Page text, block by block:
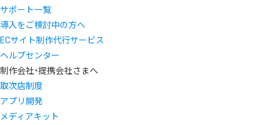
サポート一覧
導入をご検討中の方へ
ECサイト制作代行サービス
ヘルプセンター
制作会社・提携会社さまへ
取次店制度
アプリ開発
メディアキット